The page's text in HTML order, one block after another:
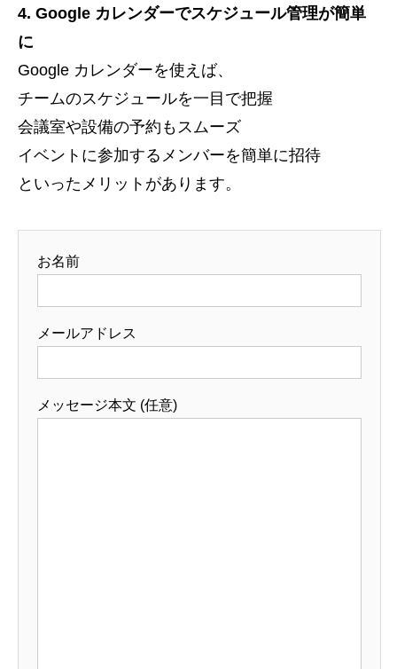
4. Google カレンダーでスケジュール管理が簡単
に
Google カレンダーを使えば、
チームのスケジュールを一目で把握
会議室や設備の予約もスムーズ
イベントに参加するメンバーを簡単に招待
といったメリットがあります。
お名前
メールアドレス
メッセージ本文 (任意)